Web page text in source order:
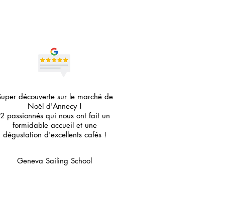
découverte sur le marché de
Noël d'Annecy !
2 passionnés qui nous ont fait un
formidable accueil et une
dégustation d'excellents cafés !
Geneva Sailing School